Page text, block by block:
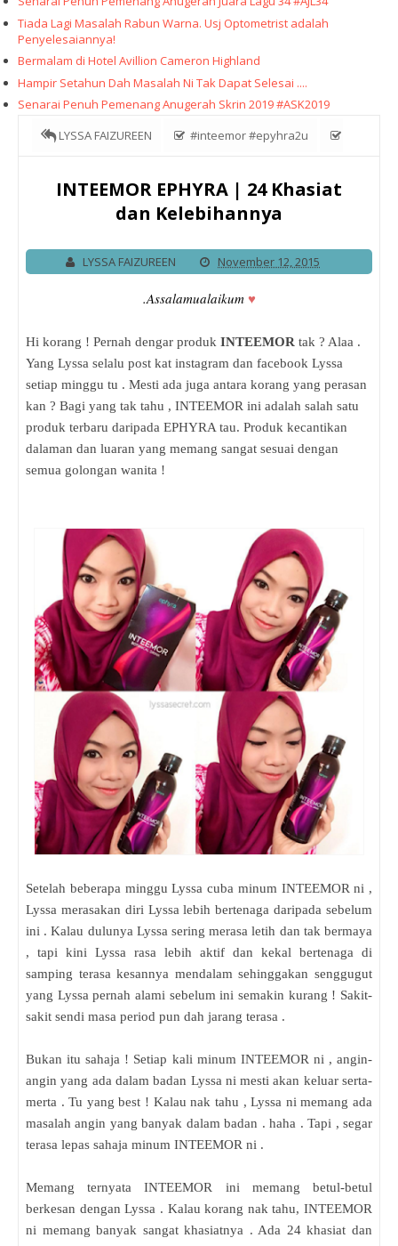
Tiada Lagi Masalah Rabun Warna. Usj Optometrist adalah
Penyelesaiannya!
Bermalam di Hotel Avillion Cameron Highland
Hampir Setahun Dah Masalah Ni Tak Dapat Selesai ....
Senarai Penuh Pemenang Anugerah Skrin 2019 #ASK2019
LYSSA FAIZUREEN
#inteemor #epyhra2u
INTEEMOR EPHYRA | 24 Khasiat dan Kelebihannya
INTEEMOR EPHYRA | 24 Khasiat
dan Kelebihannya
LYSSA FAIZUREEN November 12, 2015
.Assalamualaikum ♥
Hi korang ! Pernah dengar produk INTEEMOR tak ? Alaa .
Yang Lyssa selalu post kat instagram dan facebook Lyssa
setiap minggu tu . Mesti ada juga antara korang yang perasan
kan ? Bagi yang tak tahu , INTEEMOR ini adalah salah satu
produk terbaru daripada EPHYRA tau. Produk kecantikan
dalaman dan luaran yang memang sangat sesuai dengan
semua golongan wanita !
Setelah beberapa minggu Lyssa cuba minum INTEEMOR ni ,
Lyssa merasakan diri Lyssa lebih bertenaga daripada sebelum
ini . Kalau dulunya Lyssa sering merasa letih dan tak bermaya
, tapi kini Lyssa rasa lebih aktif dan kekal bertenaga di
samping terasa kesannya mendalam sehinggakan senggugut
yang Lyssa pernah alami sebelum ini semakin kurang ! Sakit-
sakit sendi masa period pun dah jarang terasa .
Bukan itu sahaja ! Setiap kali minum INTEEMOR ni , angin-
angin yang ada dalam badan Lyssa ni mesti akan keluar serta-
merta . Tu yang best ! Kalau nak tahu , Lyssa ni memang ada
masalah angin yang banyak dalam badan . haha . Tapi , segar
terasa lepas sahaja minum INTEEMOR ni .
Memang ternyata INTEEMOR ini memang betul-betul
berkesan dengan Lyssa . Kalau korang nak tahu, INTEEMOR
ni memang banyak sangat khasiatnya . Ada 24 khasiat dan